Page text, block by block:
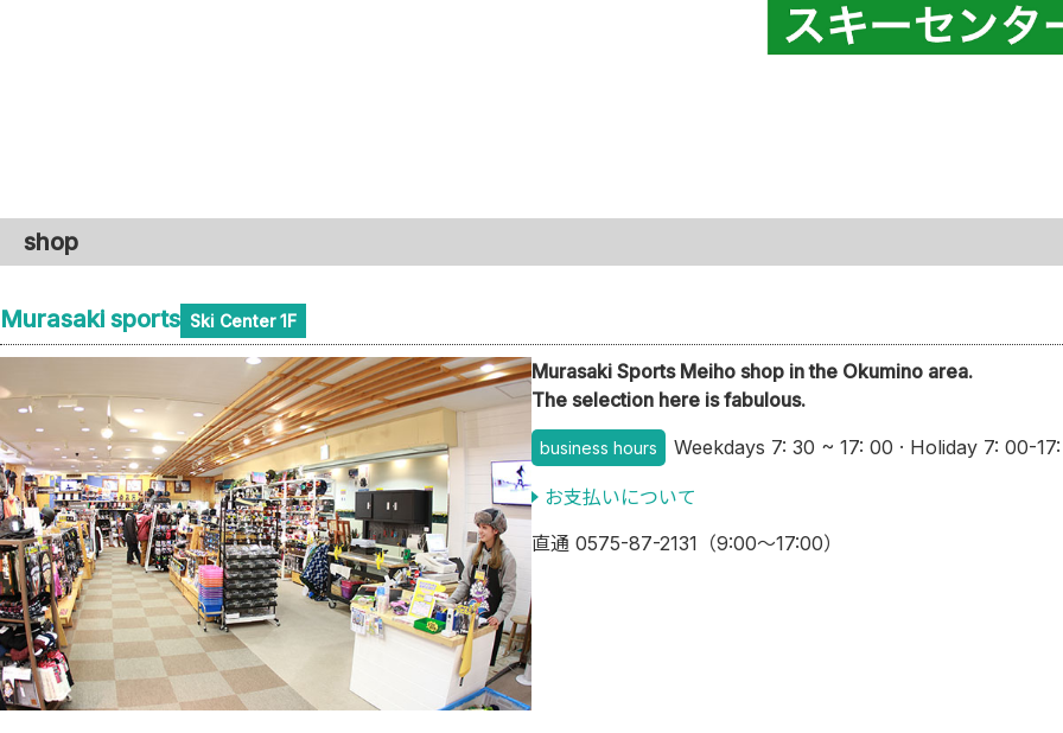
shop
Murasaki sports Ski Center 1F
Murasaki Sports Meiho shop in the Okumino area.
The selection here is fabulous.
business hours Weekdays 7: 30 ~ 17: 00 · Holiday 7: 00-
お支払いについて
直通 0575-87-2131 （9:00～17:00）